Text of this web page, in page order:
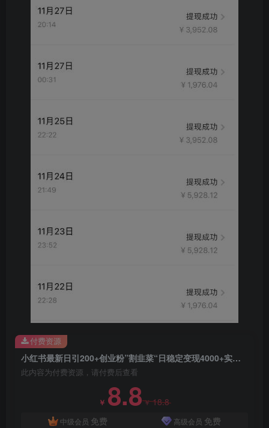
小红书最新日引200+创业粉”割韭菜“日稳定变现4000+实操教程！
此内容为付费资源，请付费后查看
￥ 8.8￥18.8
中级会员 免费 高级会员 免费
付费资源